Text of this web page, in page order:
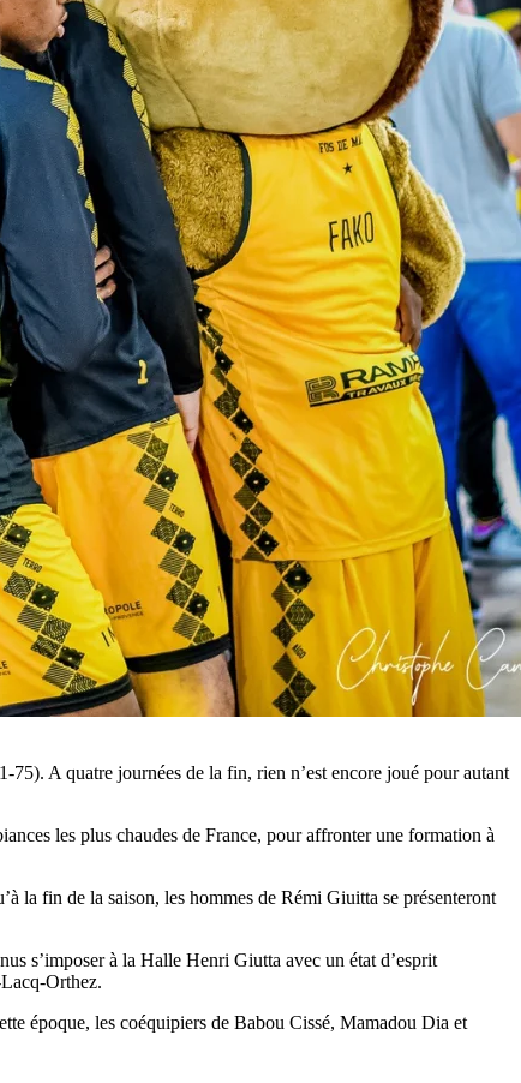
75). A quatre journées de la fin, rien n’est encore joué pour autant
les plus chaudes de France, pour affronter une formation à
la fin de la saison, les hommes de Rémi Giuitta se présenteront
s’imposer à la Halle Henri Giutta avec un état d’esprit
Orthez.
époque, les coéquipiers de Babou Cissé, Mamadou Dia et